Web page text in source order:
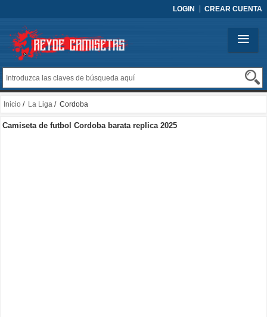
LOGIN CREAR CUENTA
Inicio / La Liga / Cordoba
Camiseta de futbol Cordoba barata replica 2025